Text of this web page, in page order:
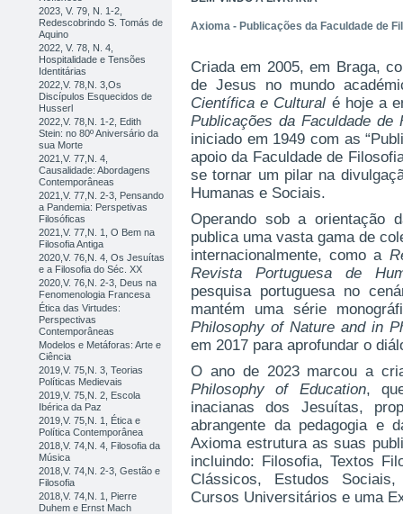
2023, V. 79, N. 1-2,
Redescobrindo S. Tomás de
Aquino
2022, V. 78, N. 4,
Hospitalidade e Tensões
Identitárias
2022,V. 78,N. 3,Os
Discípulos Esquecidos de
Husserl
2022,V. 78,N. 1-2, Edith
Stein: no 80º Aniversário da
sua Morte
2021,V. 77,N. 4,
Causalidade: Abordagens
Contemporâneas
2021,V. 77,N. 2-3, Pensando
a Pandemia: Perspetivas
Filosóficas
2021,V. 77,N. 1, O Bem na
Filosofia Antiga
2020,V. 76,N. 4, Os Jesuítas
e a Filosofia do Séc. XX
2020,V. 76,N. 2-3, Deus na
Fenomenologia Francesa
Ética das Virtudes:
Perspectivas
Contemporâneas
Modelos e Metáforas: Arte e
Ciência
2019,V. 75,N. 3, Teorias
Políticas Medievais
2019,V. 75,N. 2, Escola
Ibérica da Paz
2019,V. 75,N. 1, Ética e
Política Contemporânea
2018,V. 74,N. 4, Filosofia da
Música
2018,V. 74,N. 2-3, Gestão e
Filosofia
2018,V. 74,N. 1, Pierre
Duhem e Ernst Mach
Axioma - Publicações da Faculdade de
Criada em 2005, em Braga,
de Jesus no mundo
Científica e Cultural é hoje a
Publicações da Faculdade de
iniciado em 1949 com as
apoio da Faculdade de
se tornar um pilar na
Humanas e Sociais.
Operando sob a orientação
publica uma vasta gama de
internacionalmente, como a
Revista Portuguesa de
pesquisa portuguesa no
mantém uma série
Philosophy of Nature and in
em 2017 para aprofundar o
O ano de 2023 marcou a
Philosophy of Education,
inacianas dos Jesuítas,
abrangente da pedagogia e
Axioma estrutura as suas
incluindo: Filosofia, Textos
Clássicos, Estudos
Cursos Universitários e uma